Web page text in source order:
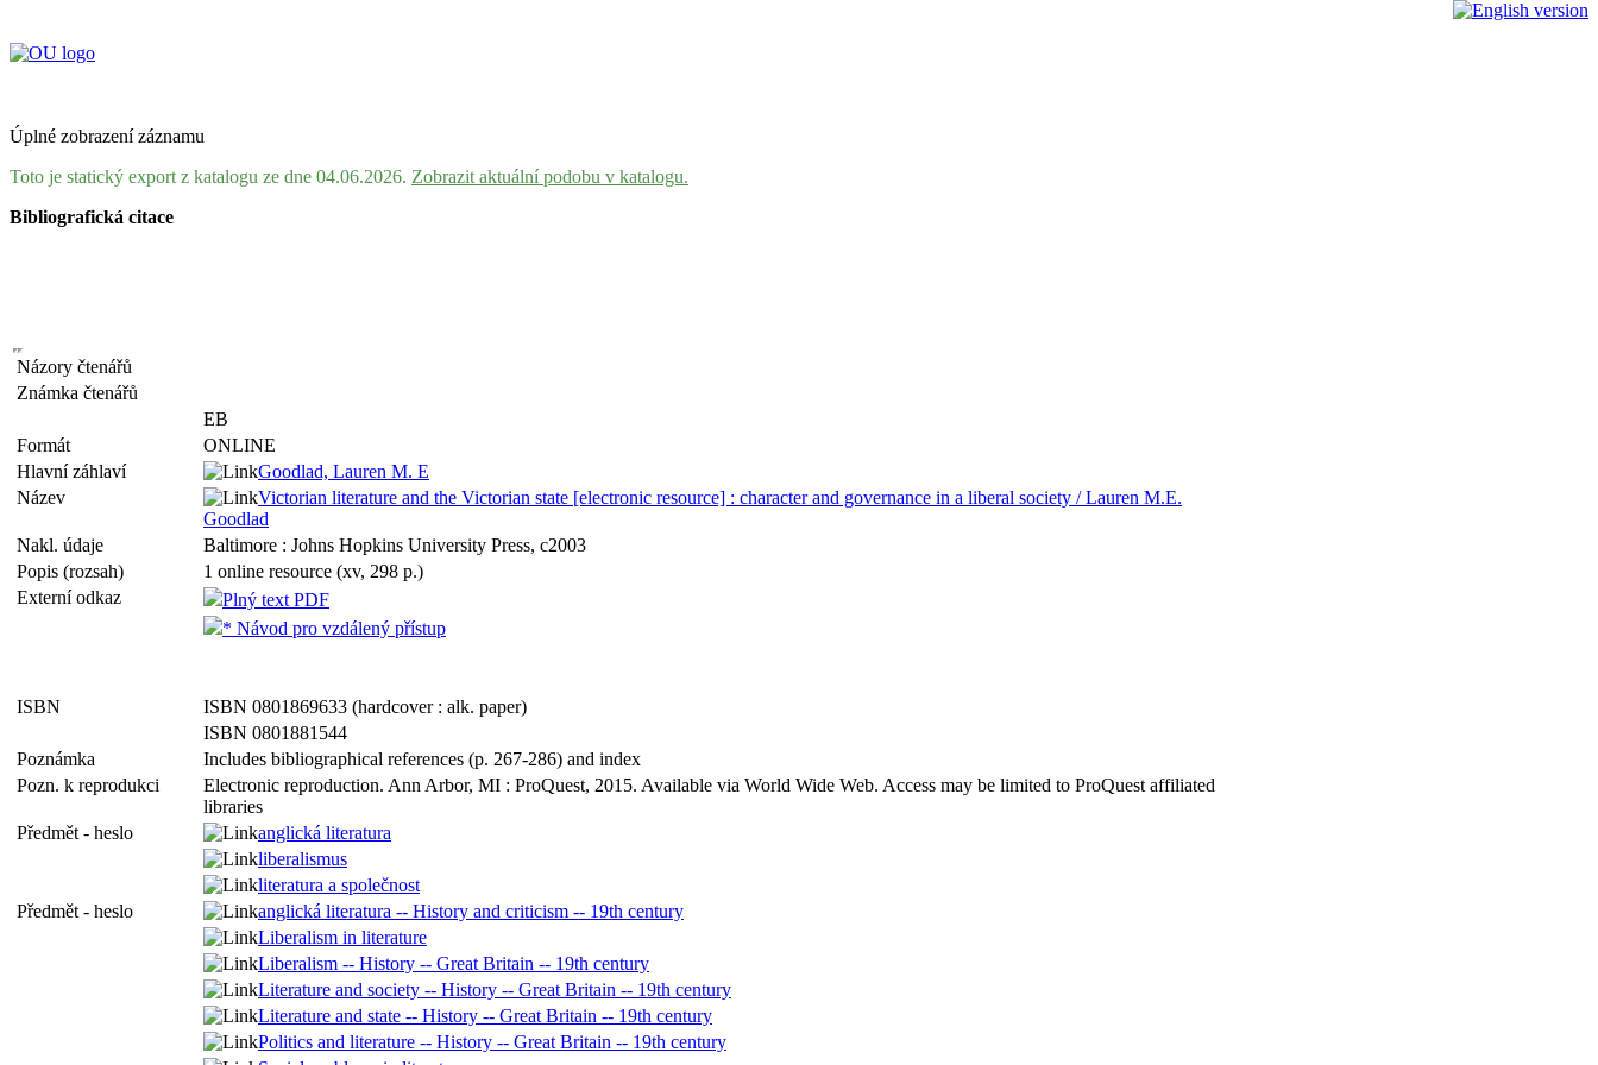
Úplné zobrazení záznamu
Toto je statický export z katalogu ze dne 04.06.2026. Zobrazit aktuální podobu v katalogu.
Bibliografická citace
Názory čtenářů
Známka čtenářů
EB
Formát
ONLINE
Hlavní záhlaví
Goodlad, Lauren M. E
Název
Victorian literature and the Victorian state [electronic resource] : character and governance in a liberal society / Lauren M.E.
Goodlad
Nakl. údaje
Baltimore : Johns Hopkins University Press, c2003
Popis (rozsah)
1 online resource (xv, 298 p.)
Externí odkaz
Plný text PDF
* Návod pro vzdálený přístup
ISBN
ISBN 0801869633 (hardcover : alk. paper)
ISBN 0801881544
Poznámka
Includes bibliographical references (p. 267-286) and index
Pozn. k reprodukci
Electronic reproduction. Ann Arbor, MI : ProQuest, 2015. Available via World Wide Web. Access may be limited to ProQuest affiliated
libraries
Předmět - heslo
anglická literatura
liberalismus
literatura a společnost
Předmět - heslo
anglická literatura -- History and criticism -- 19th century
Liberalism in literature
Liberalism -- History -- Great Britain -- 19th century
Literature and society -- History -- Great Britain -- 19th century
Literature and state -- History -- Great Britain -- 19th century
Politics and literature -- History -- Great Britain -- 19th century